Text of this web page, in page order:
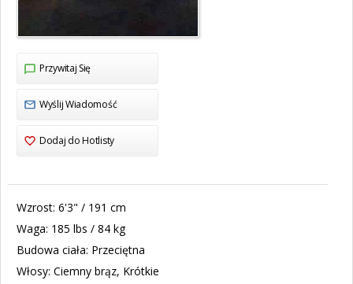
Przywitaj Się
Wyślij Wiadomość
Dodaj do Hotlisty
Wzrost: 6'3" / 191 cm
Waga: 185 lbs / 84 kg
Budowa ciała: Przeciętna
Włosy: Ciemny brąz, Krótkie